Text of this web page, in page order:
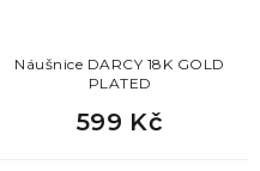
Náušnice DARCY 18K GOLD
PLATED
599 Kč